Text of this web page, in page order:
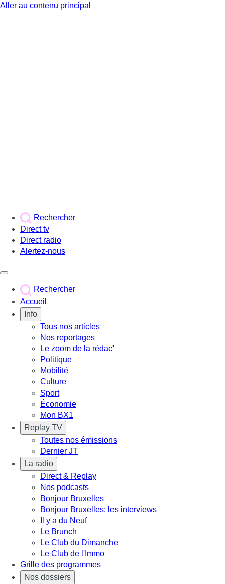
Aller au contenu principal
Rechercher
Direct tv
Direct radio
Alertez-nous
Rechercher
Accueil
Info
Tous nos articles
Nos reportages
Le zoom de la rédac'
Politique
Mobilité
Culture
Sport
Économie
Mon BX1
Replay TV
Toutes nos émissions
Dernier JT
La radio
Direct & Replay
Nos podcasts
Bonjour Bruxelles
Bonjour Bruxelles: les interviews
Il y a du Neuf
Le Brunch
Le Club du Dimanche
Le Club de l'Immo
Grille des programmes
Nos dossiers